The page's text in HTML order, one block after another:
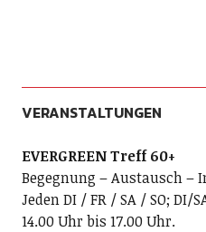
VERANSTALTUNGEN
EVERGREEN Treff 60+
Begegnung – Austausch –
Jeden DI / FR / SA / SO; DI/
14.00 Uhr bis 17.00 Uhr.